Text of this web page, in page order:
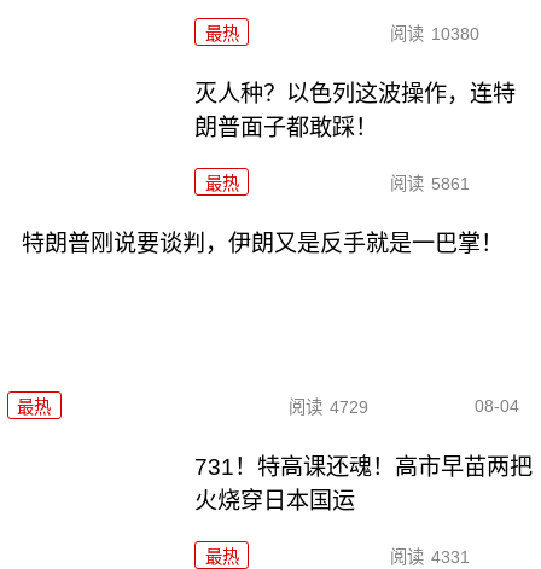
最热 阅读 10380
灭人种？以色列这波操作，连特
朗普面子都敢踩！
最热 阅读 5861
特朗普刚说要谈判，伊朗又是反手就是一巴掌！
最热 阅读 4729 08-04
731！特高课还魂！高市早苗两把
火烧穿日本国运
最热 阅读 4331